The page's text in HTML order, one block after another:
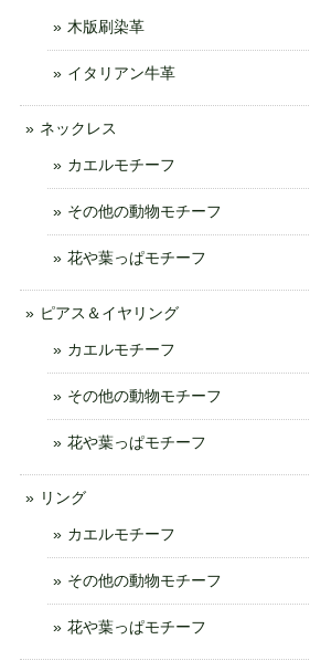
木版刷染革
イタリアン牛革
ネックレス
カエルモチーフ
その他の動物モチーフ
花や葉っぱモチーフ
ピアス＆イヤリング
カエルモチーフ
その他の動物モチーフ
花や葉っぱモチーフ
リング
カエルモチーフ
その他の動物モチーフ
花や葉っぱモチーフ